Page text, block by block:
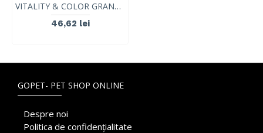
VITALITY & COLOR GRANULAT Tropical Fish, 1000 ml/550g
46,62 lei
GOPET- PET SHOP ONLINE
Despre noi
Politica de confidențialitate